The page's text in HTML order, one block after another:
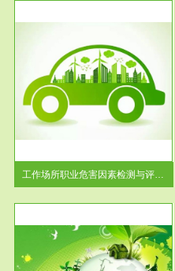
工作场所职业危害因素检测与评价...
服务范围
工作场所职业危害现状评价
【现状评价意义】：具体因素---
-通过质谱分析等多种手段明确
工作场...
服务范围